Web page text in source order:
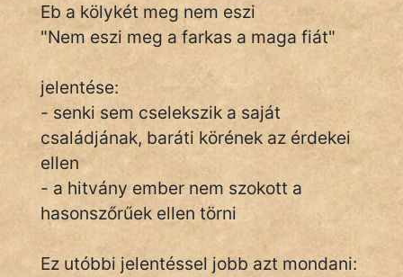
Tréfás
IRODALOM
KÖZMONDÁS
PSZICHO
Eb a kölykét meg nem eszi
"Nem eszi meg a farkas a maga fiát"
jelentése:
- senki sem cselekszik a saját
családjának, baráti körének az érdekei
ellen
- a hitvány ember nem szokott a
hasonszőrűek ellen törni
Ez utóbbi jelentéssel jobb azt mondani: